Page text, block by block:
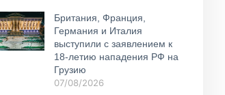
Британия, Франция,
Германия и Италия
выступили с заявлением к
18-летию нападения РФ на
Грузию
07/08/2026